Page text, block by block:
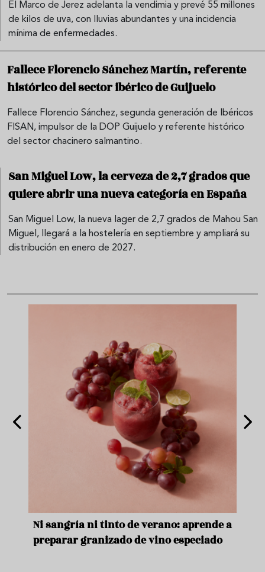
El Marco de Jerez adelanta la vendimia y prevé 55 millones
de kilos de uva, con lluvias abundantes y una incidencia
mínima de enfermedades.
Fallece Florencio Sánchez Martín, referente
histórico del sector ibérico de Guijuelo
Fallece Florencio Sánchez, segunda generación de Ibéricos
FISAN, impulsor de la DOP Guijuelo y referente histórico
del sector chacinero salmantino.
San Miguel Low, la cerveza de 2,7 grados que
quiere abrir una nueva categoría en España
San Miguel Low, la nueva lager de 2,7 grados de Mahou San
Miguel, llegará a la hostelería en septiembre y ampliará su
distribución en enero de 2027.
Ni sangría ni tinto de verano: aprende a
preparar granizado de vino especiado